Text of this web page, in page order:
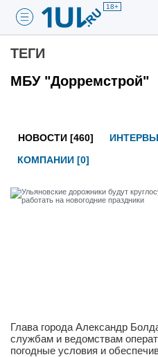
18+
ТЕГИ
МБУ "Дорремстрой"
НОВОСТИ [460]
КОМПАНИИ [0]
Глава города Александр
службам и ведомствам
погодные условия и